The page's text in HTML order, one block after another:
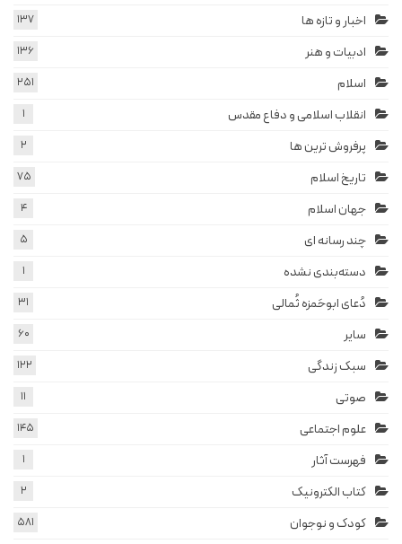
اخبار و تازه ها 137
ادبیات و هنر 136
اسلام 251
انقلاب اسلامی و دفاع مقدس 1
پرفروش ترین ها 2
تاریخ اسلام 75
جهان اسلام 4
چند رسانه ای 5
دسته‌بندی نشده 1
دُعای ابوحَمزه ثُمالی 31
سایر 60
سبک زندگی 122
صوتی 11
علوم اجتماعی 145
فهرست آثار 1
کتاب الکترونیک 2
کودک و نوجوان 581